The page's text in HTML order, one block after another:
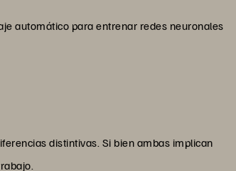
automático para entrenar redes neuronales
distintivas. Si bien ambas implican